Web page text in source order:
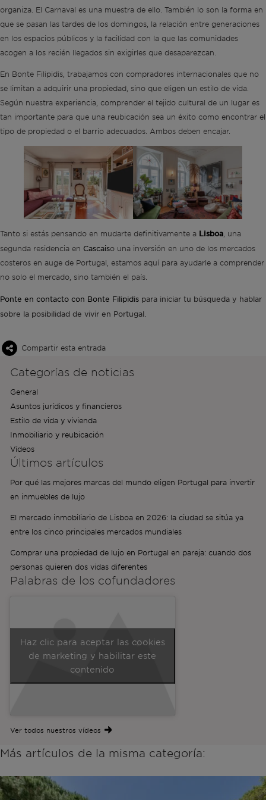
organiza. El Carnaval es una muestra de ello. También lo son la forma en
que se pasan las tardes de los domingos, la relación entre generaciones
en los espacios públicos y la facilidad con la que las comunidades
acogen a los recién llegados sin exigirles que desaparezcan.
En Bonte Filipidis, trabajamos con compradores internacionales que no
se limitan a adquirir una propiedad, sino que eligen un estilo de vida.
Según nuestra experiencia, comprender el tejido cultural de un lugar es
tan importante para que una reubicación sea un éxito como encontrar el
tipo de propiedad o el barrio adecuados. Ambos deben encajar.
Tanto si estás pensando en mudarte definitivamente a Lisboa , una
segunda residencia en Cascaiso una inversión en uno de los mercados
costeros en auge de Portugal, estamos aquí para ayudarle a comprender
no solo el mercado, sino también el país.
Ponte en contacto con Bonte Filipidis para iniciar tu búsqueda y hablar
sobre la posibilidad de vivir en Portugal.
Compartir esta entrada
Categorías de noticias
General
Asuntos jurídicos y financieros
Estilo de vida y vivienda
Inmobiliario y reubicación
Vídeos
Últimos artículos
Por qué las mejores marcas del mundo eligen Portugal para invertir
en inmuebles de lujo
El mercado inmobiliario de Lisboa en 2026: la ciudad se sitúa ya
entre los cinco principales mercados mundiales
Comprar una propiedad de lujo en Portugal en pareja: cuando dos
personas quieren dos vidas diferentes
Palabras de los cofundadores
Haz clic para aceptar las cookies
de marketing y habilitar este
contenido
Ver todos nuestros vídeos
Más artículos de la misma categoría: